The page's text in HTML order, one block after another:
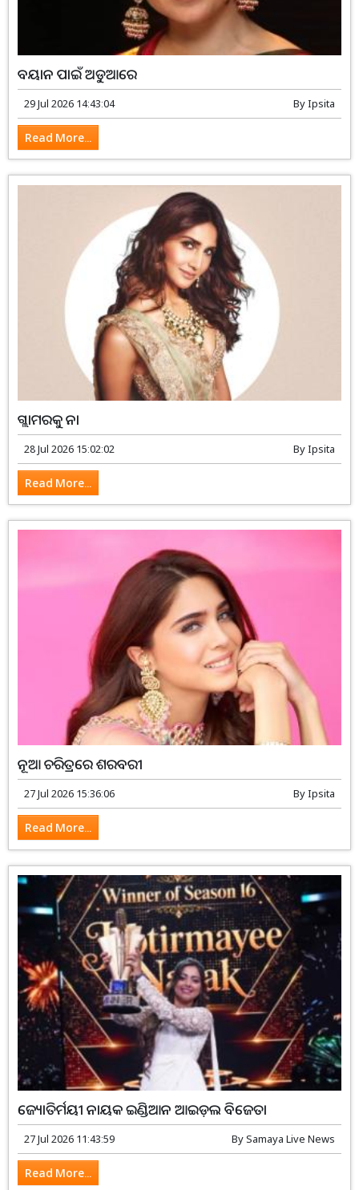
ବୟାନ ପାଇଁ ଅଡୁଆରେ
29 Jul 2026 14:43:04 ByIpsita
Read More...
ଗ୍ଲାମରକୁ ନା
28 Jul 2026 15:02:02 ByIpsita
Read More...
ନୂଆ ଚରିତ୍ରରେ ଶରବରୀ
27 Jul 2026 15:36:06 ByIpsita
Read More...
ଜ୍ୟୋତିର୍ମୟୀ ନାୟକ ଇଣ୍ଡିଆନ ଆଇଡ଼ଲ ବିଜେତା
27 Jul 2026 11:43:59 BySamaya Live News
Read More...